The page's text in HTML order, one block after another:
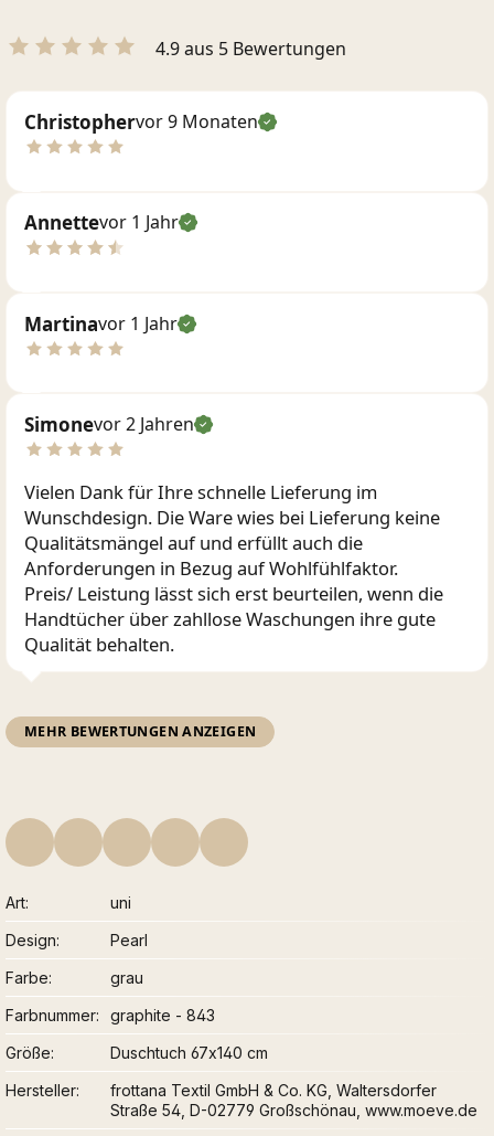
4.9 aus 5 Bewertungen
Christophervor 9 Monaten
Annettevor 1 Jahr
Martinavor 1 Jahr
Simonevor 2 Jahren
Vielen Dank für Ihre schnelle Lieferung im
Wunschdesign. Die Ware wies bei Lieferung keine
Qualitätsmängel auf und erfüllt auch die
Anforderungen in Bezug auf Wohlfühlfaktor.
Preis/ Leistung lässt sich erst beurteilen, wenn die
Handtücher über zahllose Waschungen ihre gute
Qualität behalten.
MEHR BEWERTUNGEN ANZEIGEN
Art
uni
Design
Pearl
Farbe
grau
Farbnummer
graphite - 843
Größe
Duschtuch 67x140 cm
Hersteller
frottana Textil GmbH & Co. KG, Waltersdorfer
Straße 54, D-02779 Großschönau, www.moeve.de